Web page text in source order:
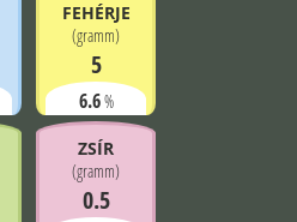
FEHÉRJE
(gramm)
5
6.6%
ZSÍR
(gramm)
0.5